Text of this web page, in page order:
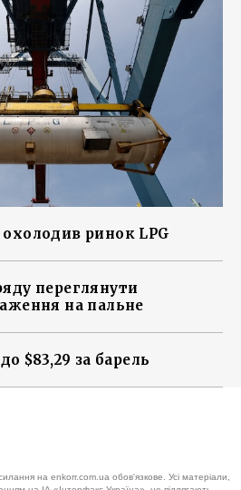
ринок LPG
переглянути
на пальне
$83,29 за барель
на enkorr.com.ua обов'язкове. Усі матеріали,